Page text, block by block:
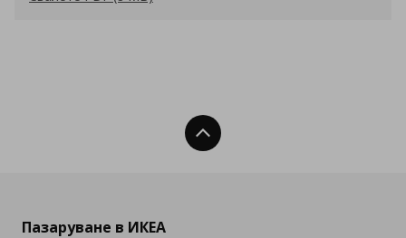
Нагоре
Пазаруване в ИКЕА